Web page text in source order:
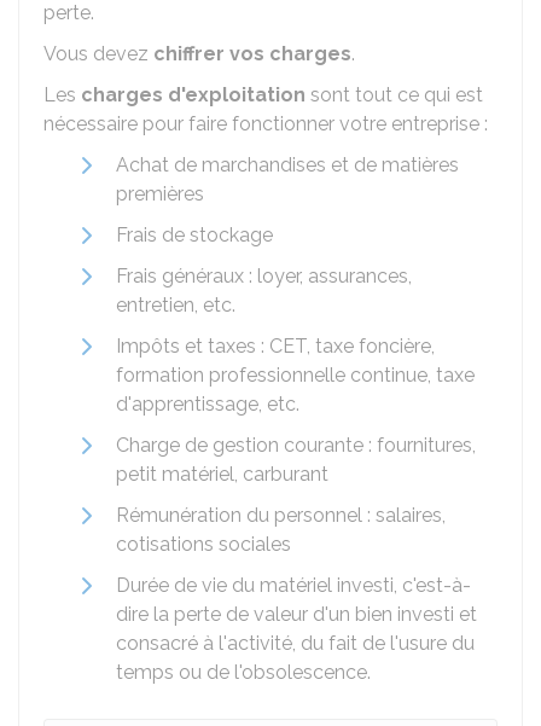
perte.
Vous devez chiffrer vos charges.
Les charges d'exploitation sont tout ce qui est
nécessaire pour faire fonctionner votre entreprise :
Achat de marchandises et de matières
premières
Frais de stockage
Frais généraux : loyer, assurances,
entretien, etc.
Impôts et taxes : CET, taxe foncière,
formation professionnelle continue, taxe
d'apprentissage, etc.
Charge de gestion courante : fournitures,
petit matériel, carburant
Rémunération du personnel : salaires,
cotisations sociales
Durée de vie du matériel investi, c'est-à-
dire la perte de valeur d'un bien investi et
consacré à l'activité, du fait de l'usure du
temps ou de l'obsolescence.